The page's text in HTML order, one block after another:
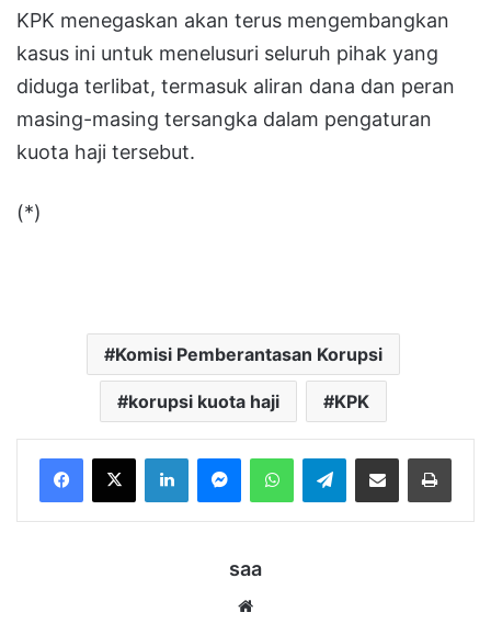
KPK menegaskan akan terus mengembangkan
kasus ini untuk menelusuri seluruh pihak yang
diduga terlibat, termasuk aliran dana dan peran
masing-masing tersangka dalam pengaturan
kuota haji tersebut.
(*)
Komisi Pemberantasan Korupsi
korupsi kuota haji KPK
LinkedInMessengerWhatsAppTelegramBagikan melalui Email Cetak
saa